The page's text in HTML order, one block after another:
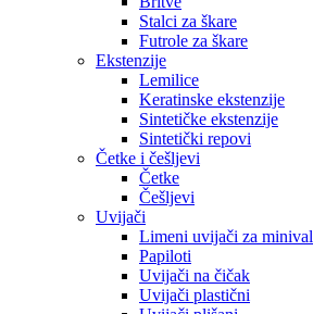
Stalci za škare
Futrole za škare
Ekstenzije
Lemilice
Keratinske ekstenzije
Sintetičke ekstenzije
Sintetički repovi
Četke i češljevi
Četke
Češljevi
Uvijači
Limeni uvijači za minival
Papiloti
Uvijači na čičak
Uvijači plastični